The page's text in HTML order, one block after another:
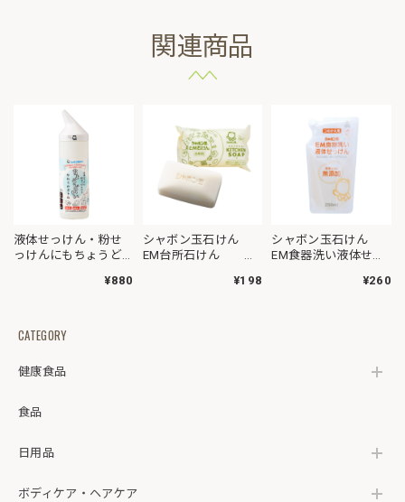
関連商品
液体せっけん・粉せ
っけんにもちょうど
¥880
シャボン玉石けん
EM台所石けん
¥198
シャボン玉石けん
EM食器洗い液体せっ
¥260
CATEGORY
健康食品
食品
日用品
ボディケア・ヘアケア